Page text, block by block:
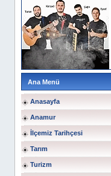
Ana Menü
Anasayfa
Anamur
İlçemiz Tarihçesi
Tarım
Turizm